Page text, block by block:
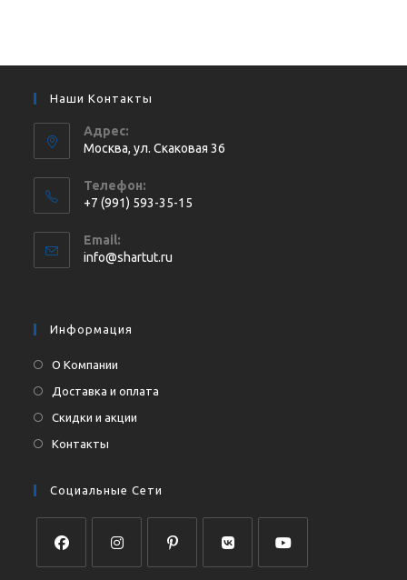
Наши Контакты
Адрес:
Москва, ул. Cкаковая 36
Телефон:
+7 (991) 593-35-15
в
вашем
Email:
info@shartut.ru
Информация
О Компании
Доставка и оплата
Скидки и акции
Контакты
Социальные Сети